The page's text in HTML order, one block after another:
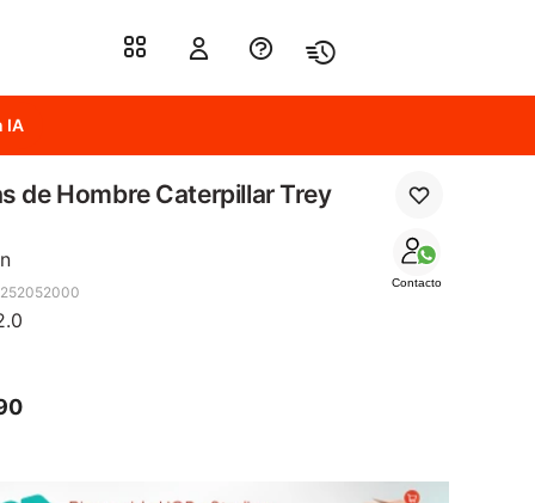
IA
de Hombre Caterpillar Trey
Contacto